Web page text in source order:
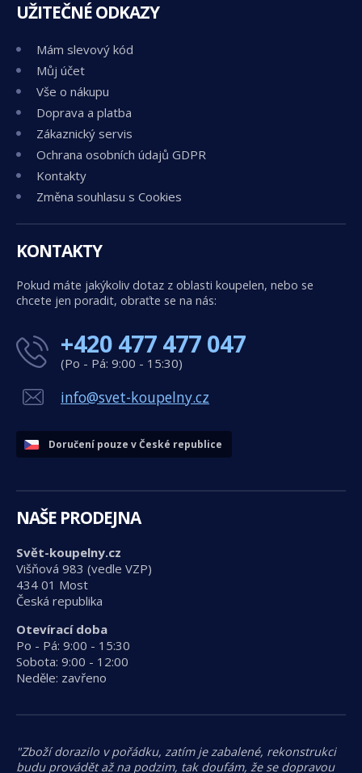
UŽITEČNÉ ODKAZY
Mám slevový kód
Můj účet
Vše o nákupu
Doprava a platba
Zákaznický servis
Ochrana osobních údajů GDPR
Kontakty
Změna souhlasu s Cookies
KONTAKTY
Pokud máte jakýkoliv dotaz z oblasti koupelen, nebo se
chcete jen poradit, obraťte se na nás:
+420 477 477 047
(Po - Pá: 9:00 - 15:30)
info@svet-koupelny.cz
Doručení pouze v České republice
NAŠE PRODEJNA
Svět-koupelny.cz
Višňová 983 (vedle VZP)
434 01 Most
Česká republika
Otevírací doba
Po - Pá: 9:00 - 15:30
Sobota: 9:00 - 12:00
Neděle: zavřeno
"Zboží dorazilo v pořádku, zatím je zabalené, rekonstrukci
budu provádět až na podzim, tak doufám, že se dopravou